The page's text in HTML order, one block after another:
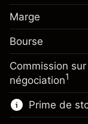
Taille de la
~ A$5,000.00
Valeur
A$4,000.00
Vers la
de
Frais sur la
position
Taille de la
~A$5,000.00
Valeur
Marge
Bourse
Commission sur
négociation1
Prime de